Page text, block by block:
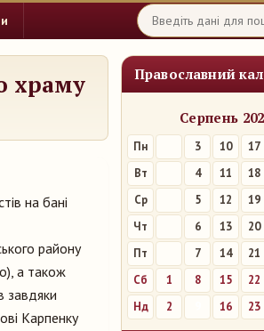
Православний
Серпень
Пн 3 10 17
Вт
4 11 18
Ср
5 12 19
Чт
6 13 20
Пт
7 14 21
Сб
1 8 15 22
Нд
2 16 23
храму
на бані
району
а також
завдяки
Карпенку